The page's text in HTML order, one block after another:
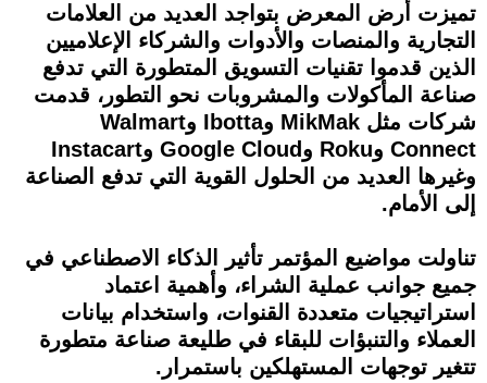
تميزت أرض المعرض بتواجد العديد من العلامات
التجارية والمنصات والأدوات والشركاء الإعلاميين
الذين قدموا تقنيات التسويق المتطورة التي تدفع
صناعة المأكولات والمشروبات نحو التطور، قدمت
شركات مثل MikMak وIbotta وWalmart
Connect وRoku وGoogle Cloud وInstacart
وغيرها العديد من الحلول القوية التي تدفع الصناعة
إلى الأمام.
تناولت مواضيع المؤتمر تأثير الذكاء الاصطناعي في
جميع جوانب عملية الشراء، وأهمية اعتماد
استراتيجيات متعددة القنوات، واستخدام بيانات
العملاء والتنبؤات للبقاء في طليعة صناعة متطورة
تتغير توجهات المستهلكين باستمرار.